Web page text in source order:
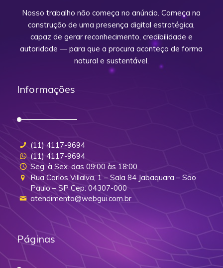
Nosso trabalho não começa no anúncio. Começa na
construção de uma presença digital estratégica,
capaz de gerar reconhecimento, credibilidade e
autoridade — para que a procura aconteça de forma
natural e sustentável.
Informações
(11) 4117-9694
(11) 4117-9694
Seg. à Sex. das 09:00 às 18:00
Rua Carlos Villalva, 1 – Sala 84 Jabaquara – São
Paulo – SP Cep: 04307-000
atendimento@webgui.com.br
Páginas